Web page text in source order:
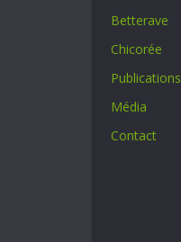
Betterave
Chicorée
Publications
Média
Contact